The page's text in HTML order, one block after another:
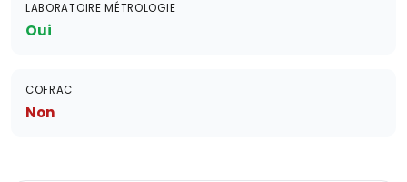
LABORATOIRE MÉTROLOGIE
Oui
COFRAC
Non